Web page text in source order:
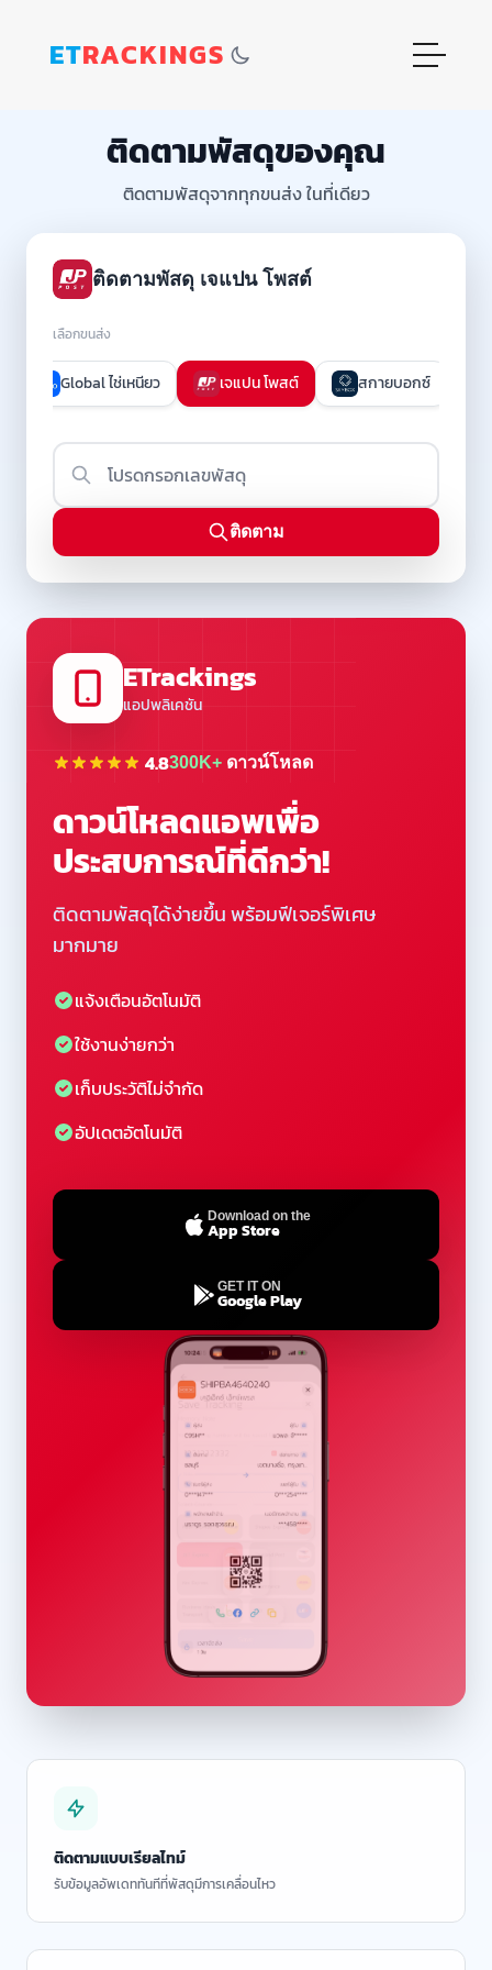
ETRACKINGS
ติดตามพัสดุของคุณ
ติดตามพัสดุจากทุกขนส่ง ในที่เดียว
ติดตามพัสดุ เจแปน โพสต์
เลือกขนส่ง
Global ไช่เหนียว เจแปน โพสต์ สกายบอกซ์
ติดตาม
ETrackings
แอปพลิเคชัน
4.8300K+ ดาวน์โหลด
ดาวน์โหลดแอพเพื่อ
ประสบการณ์ที่ดีกว่า!
ติดตามพัสดุได้ง่ายขึ้น พร้อมฟีเจอร์พิเศษ
มากมาย
แจ้งเตือนอัตโนมัติ
ใช้งานง่ายกว่า
เก็บประวัติไม่จำกัด
อัปเดตอัตโนมัติ
Download on the
App Store
GET IT ON
Google Play
ติดตามแบบเรียลไทม์
รับข้อมูลอัพเดททันทีที่พัสดุมีการเคลื่อนไหว